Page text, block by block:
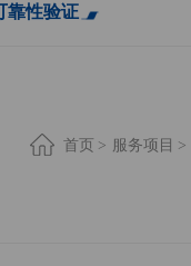
靠性验证
首页 > 服务项目 >